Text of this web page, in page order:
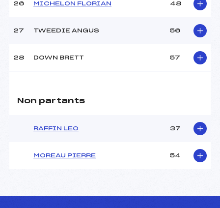
26 MICHELON FLORIAN 48
27 TWEEDIE ANGUS 56
28 DOWN BRETT 57
Non partants
RAFFIN LEO 37
MOREAU PIERRE 54